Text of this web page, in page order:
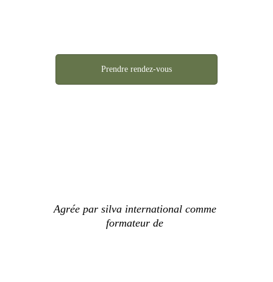
Prendre rendez-vous
Agrée par silva international comme
formateur de